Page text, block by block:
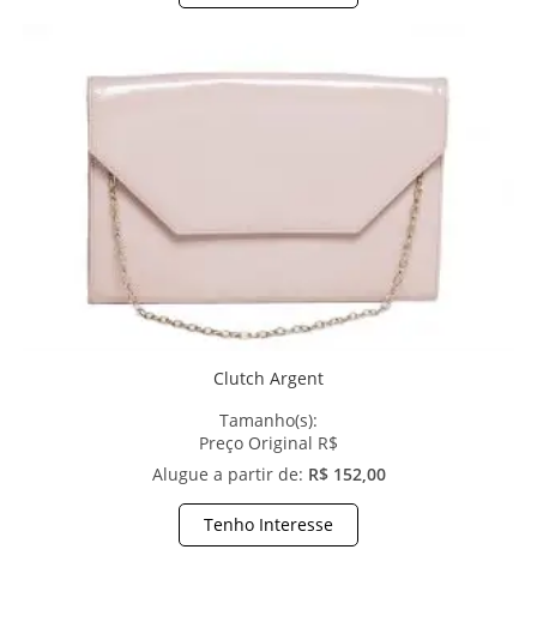
Clutch Argent
Tamanho(s):
Preço Original R$
Alugue a partir de: R$ 152,00
Tenho Interesse